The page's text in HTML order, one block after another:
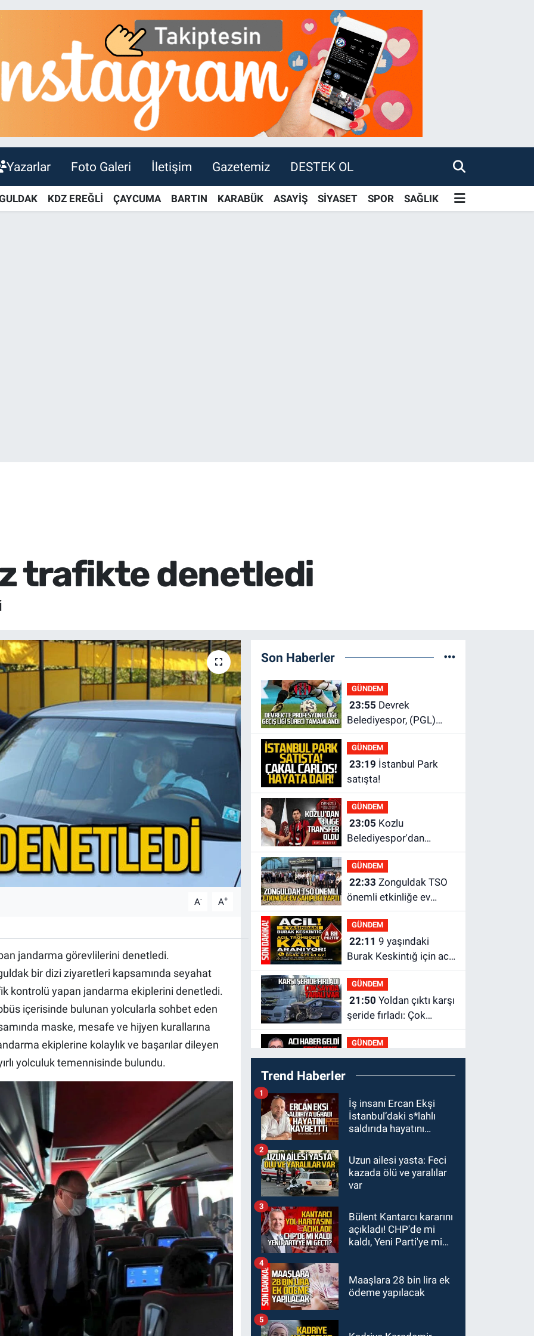
Yazarlar Foto Galeri İletişim Gazetemiz DESTEK OL
KDZ EREĞLİ ÇAYCUMA BARTIN KARABÜK ASAYİŞ SİYASET SPOR SAĞLIK
trafikte denetledi
A- A+
jandarma görevlilerini denetledi.
bir dizi ziyaretleri kapsamında seyahat
kontrolü yapan jandarma ekiplerini denetledi.
içerisinde bulunan yolcularla sohbet eden
maske, mesafe ve hijyen kurallarına
ekiplerine kolaylık ve başarılar dileyen
yolculuk temennisinde bulundu.
Son Haberler
GÜNDEM
23:55
Belediyespor, (PGL)
sürecini resmi olarak
tamamladı
GÜNDEM
23:19
satışta!
GÜNDEM
23:05
Belediyespor'dan
3.Lig'e transfer oldu
GÜNDEM
22:33
önemli etkinliğe ev
sahipliği yaptı
GÜNDEM
22:11
Burak Keskintığ için acil
Trombosit Arh (+) kana
ihtiyaç var
GÜNDEM
21:50
şeride fırladı: Çok
sayıda yaralı var
GÜNDEM
21:38Ercüment
Ünal'dan acık haber
dayanamadı
GÜNDEM
21:12Yönetim kulübü
önce borç batağına
görevden kaçtığını
resmen açıkladı
GÜNDEM
20:56Otomobilin
çarptığı yaşlı adam
GÜNDEM
20:46Zonguldak-
Düzce yolunda feci
var
Trend Haberler
İş insanı Ercan Ekşi
İstanbul’daki s*lahlı
saldırıda hayatını
1
Uzun ailesi yasta: Feci
kazada ölü ve yaralılar
var
2
Bülent Kantarcı kararını
açıkladı! CHP'de mi
kaldı, Yeni Parti'ye mi
3
Maaşlara 28 bin lira ek
ödeme yapılacak
4
5